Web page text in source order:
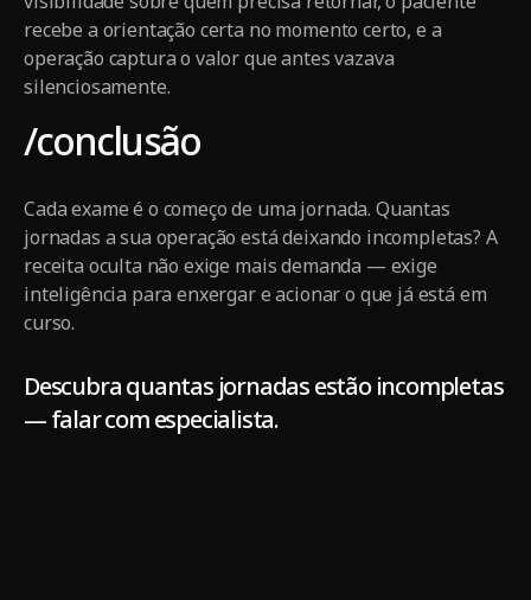
recebe a orientação certa no momento certo, e a
operação captura o valor que antes vazava
silenciosamente.
/conclusão
Cada exame é o começo de uma jornada. Quantas
jornadas a sua operação está deixando incompletas? A
receita oculta não exige mais demanda — exige
inteligência para enxergar e acionar o que já está em
curso.
Descubra quantas jornadas estão incompletas
—falar com especialista.